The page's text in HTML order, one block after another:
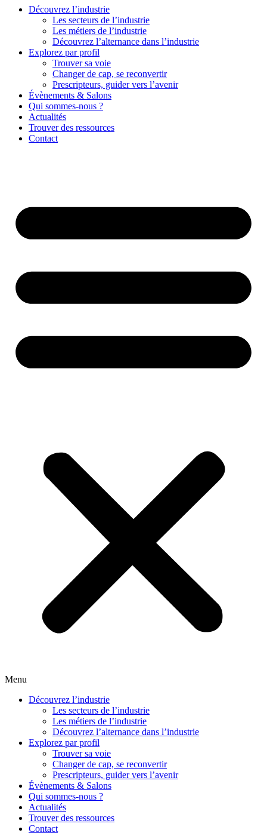
Découvrez l’industrie
Les secteurs de l’industrie
Les métiers de l’industrie
Découvrez l’alternance dans l’industrie
Explorez par profil
Trouver sa voie
Changer de cap, se reconvertir
Prescripteurs, guider vers l’avenir
Évènements & Salons
Qui sommes-nous ?
Actualités
Trouver des ressources
Contact
Menu
Découvrez l’industrie
Les secteurs de l’industrie
Les métiers de l’industrie
Découvrez l’alternance dans l’industrie
Explorez par profil
Trouver sa voie
Changer de cap, se reconvertir
Prescripteurs, guider vers l’avenir
Évènements & Salons
Qui sommes-nous ?
Actualités
Trouver des ressources
Contact